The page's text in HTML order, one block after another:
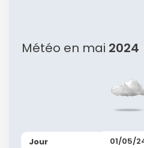
Météo en mai 2024
Jour 01/05/